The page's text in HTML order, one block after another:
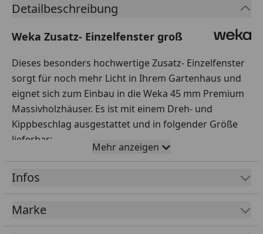
Detailbeschreibung
Weka Zusatz- Einzelfenster groß
Dieses besonders hochwertige Zusatz- Einzelfenster
sorgt für noch mehr Licht in Ihrem Gartenhaus und
eignet sich zum Einbau in die Weka 45 mm Premium
Massivholzhäuser. Es ist mit einem Dreh- und
Kippbeschlag ausgestattet und in folgender Größe
lieferbar:
Breite 91 cm x Höhe 91 cm
Mehr anzeigen
Infos
Marke